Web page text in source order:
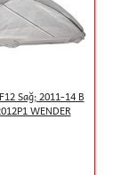
Sağ; 2011-14 B
WENDER